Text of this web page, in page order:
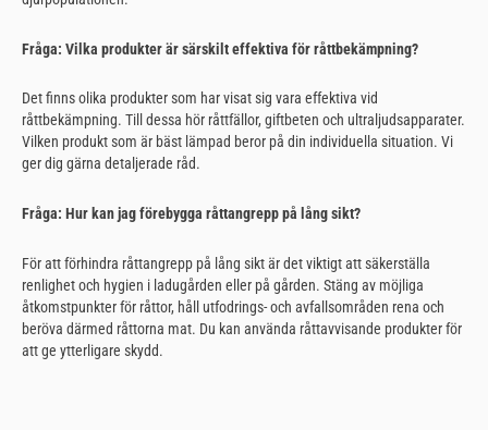
Fråga: Vilka produkter är särskilt effektiva för råttbekämpning?
Det finns olika produkter som har visat sig vara effektiva vid
råttbekämpning. Till dessa hör råttfällor, giftbeten och ultraljudsapparater.
Vilken produkt som är bäst lämpad beror på din individuella situation. Vi
ger dig gärna detaljerade råd.
Fråga: Hur kan jag förebygga råttangrepp på lång sikt?
För att förhindra råttangrepp på lång sikt är det viktigt att säkerställa
renlighet och hygien i ladugården eller på gården. Stäng av möjliga
åtkomstpunkter för råttor, håll utfodrings- och avfallsområden rena och
beröva därmed råttorna mat. Du kan använda råttavvisande produkter för
att ge ytterligare skydd.